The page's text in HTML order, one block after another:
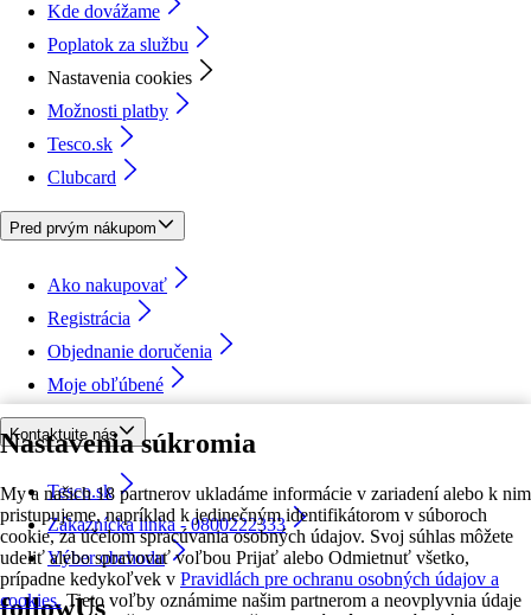
Nastavenia súkromia
My a našich 18 partnerov ukladáme informácie v zariadení alebo k nim
pristupujeme, napríklad k jedinečným identifikátorom v súboroch
cookie, za účelom spracúvania osobných údajov. Svoj súhlas môžete
udeliť alebo spravovať voľbou Prijať alebo Odmietnuť všetko,
prípadne kedykoľvek v Pravidlách pre ochranu osobných údajov a
cookies. Tieto voľby oznámime našim partnerom a neovplyvnia údaje
Kde dovážame
Poplatok za službu
Nastavenia cookies
Možnosti platby
Tesco.sk
Clubcard
Pred prvým nákupom
Ako nakupovať
Registrácia
Objednanie doručenia
Moje obľúbené
Kontaktujte nás
Tesco.sk
Zákaznícka linka - 0800222333
Výber obchodu
followUs